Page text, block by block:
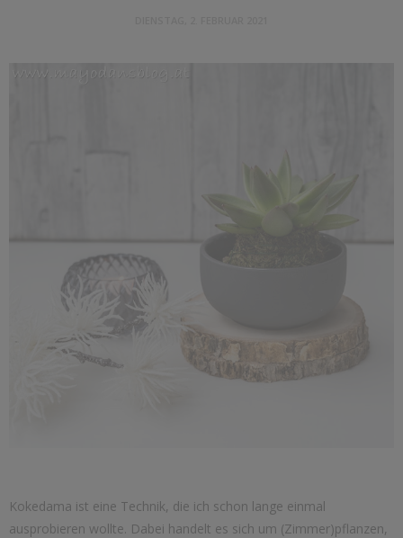
Kokedama ist eine Technik, die ich schon lange einmal
ausprobieren wollte. Dabei handelt es sich um (Zimmer)pflanzen,